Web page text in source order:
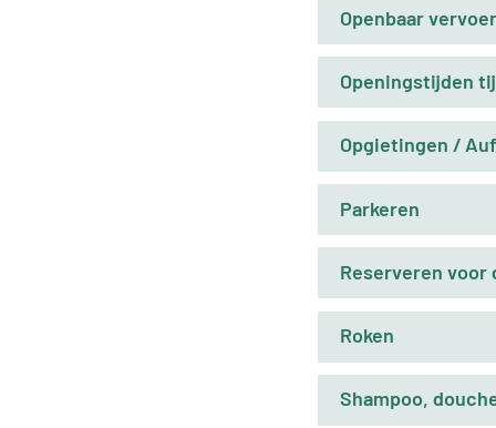
Openbaar vervoer
Openingstijden
Opgietingen /
Parkeren
Reserveren voor
Roken
Shampoo,